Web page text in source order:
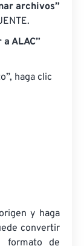
archivos”
ALAC”
haga clic
y haga
convertir
formato de